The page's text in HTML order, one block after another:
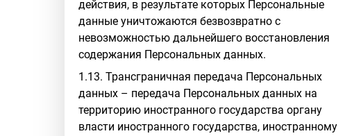
действия, в результате которых Персональные
данные уничтожаются безвозвратно с
невозможностью дальнейшего восстановления
содержания Персональных данных.
1.13. Трансграничная передача Персональных
данных – передача Персональных данных на
территорию иностранного государства органу
власти иностранного государства, иностранному